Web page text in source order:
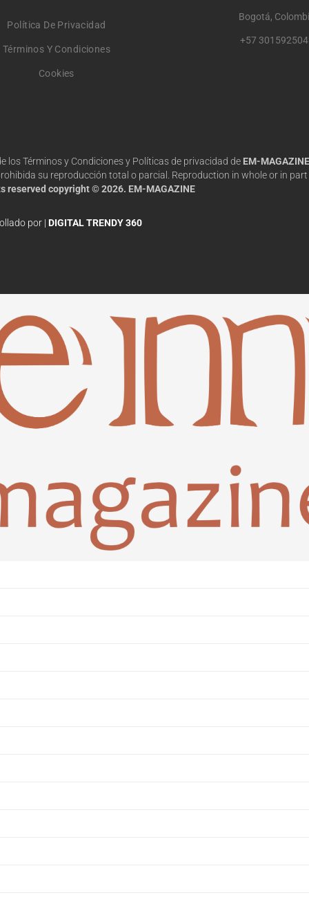
Política De Privacidad
Términos Y Condiciones
Cookies
Bogotá,
+57
los Términos y Condiciones y Políticas de privacidad de EM-MAGAZINE
su reproducción total o parcial. Reproduction in whole or in part
reserved copyright © 2026. EM-MAGAZINE
por | DIGITAL TRENDY 360